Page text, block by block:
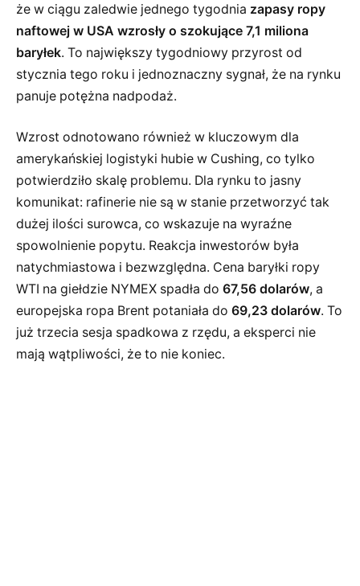
że w ciągu zaledwie jednego tygodnia zapasy ropy
naftowej w USA wzrosły o szokujące 7,1 miliona
baryłek. To największy tygodniowy przyrost od
stycznia tego roku i jednoznaczny sygnał, że na rynku
panuje potężna nadpodaż.
Wzrost odnotowano również w kluczowym dla
amerykańskiej logistyki hubie w Cushing, co tylko
potwierdziło skalę problemu. Dla rynku to jasny
komunikat: rafinerie nie są w stanie przetworzyć tak
dużej ilości surowca, co wskazuje na wyraźne
spowolnienie popytu. Reakcja inwestorów była
natychmiastowa i bezwzględna. Cena baryłki ropy
WTI na giełdzie NYMEX spadła do 67,56 dolarów, a
europejska ropa Brent potaniała do 69,23 dolarów. To
już trzecia sesja spadkowa z rzędu, a eksperci nie
mają wątpliwości, że to nie koniec.